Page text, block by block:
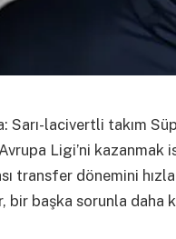
Sarı-lacivertli takım
Ligi’ni
transfer dönemini
bir başka sorunla daha